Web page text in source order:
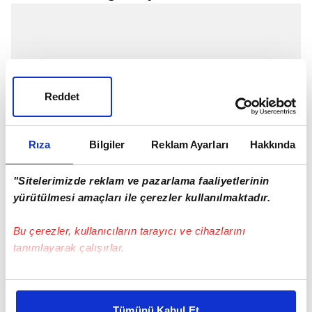
Rıza Bilgiler Reklam Ayarları Hakkında
"Sitelerimizde reklam ve pazarlama faaliyetlerinin
yürütülmesi amaçları ile çerezler kullanılmaktadır.
Bu çerezler, kullanıcıların tarayıcı ve cihazlarını
tanımlayarak çalışırlar.
Bu çerezlere izin vermeniz halinde sizlere özel
Reddet